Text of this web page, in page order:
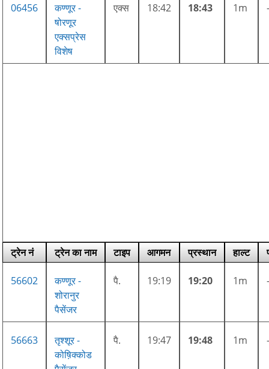
06456
कण्णूर -
षोरणूर
एक्सप्रेस
विशेष
एक्स 18:42 18:43 1m
ट्रेन नं ट्रेन का नाम टाइप आगमन प्रस्थान हाल्ट
56602
कण्णूर -
शोरानुर
पैसेंजर
पै. 19:19 19:20 1m
56663
तृश्शूर -
कोष़िक्कोड
पै. 19:47 19:48 1m